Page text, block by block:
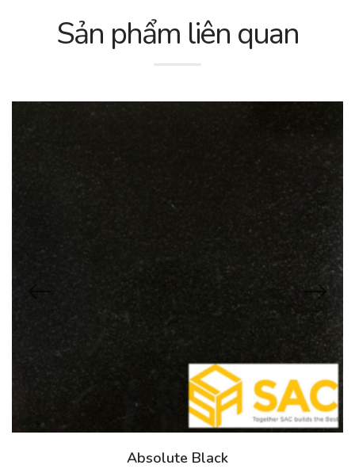
Sản phẩm liên quan
Absolute Black